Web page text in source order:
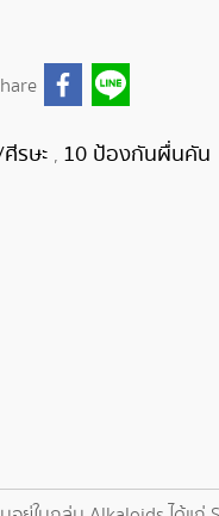
รษะ , 10 ป้องกันผื่นคัน